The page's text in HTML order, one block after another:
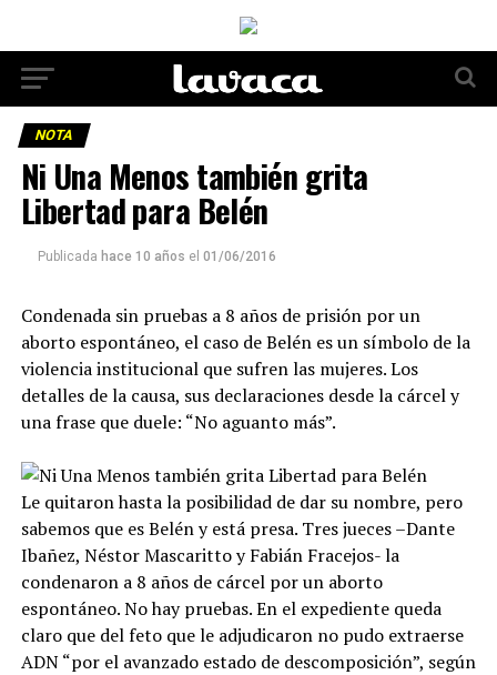
NOTA
Ni Una Menos también grita
Libertad para Belén
Publicada hace 10 años el 01/06/2016
Condenada sin pruebas a 8 años de prisión por un
aborto espontáneo, el caso de Belén es un símbolo de la
violencia institucional que sufren las mujeres. Los
detalles de la causa, sus declaraciones desde la cárcel y
una frase que duele: “No aguanto más”.
Le quitaron hasta la posibilidad de dar su nombre, pero
sabemos que es Belén y está presa. Tres jueces –Dante
Ibañez, Néstor Mascaritto y Fabián Fracejos- la
condenaron a 8 años de cárcel por un aborto
espontáneo. No hay pruebas. En el expediente queda
claro que del feto que le adjudicaron no pudo extraerse
ADN “por el avanzado estado de descomposición”, según